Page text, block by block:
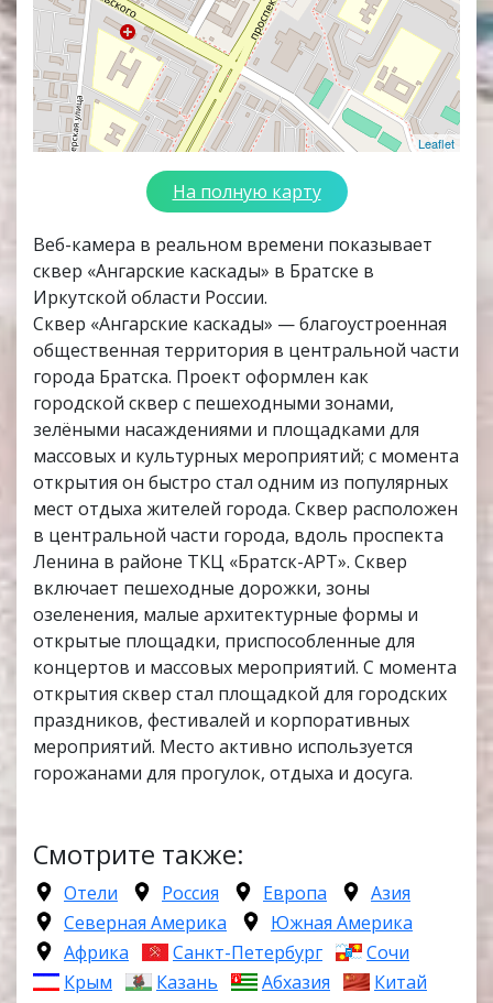
Leaflet
На полную карту
Веб-камера в реальном времени показывает
сквер «Ангарские каскады» в Братске в
Иркутской области России.
Сквер «Ангарские каскады» — благоустроенная
общественная территория в центральной части
города Братска. Проект оформлен как
городской сквер с пешеходными зонами,
зелёными насаждениями и площадками для
массовых и культурных мероприятий; с момента
открытия он быстро стал одним из популярных
мест отдыха жителей города. Сквер расположен
в центральной части города, вдоль проспекта
Ленина в районе ТКЦ «Братск-АРТ». Сквер
включает пешеходные дорожки, зоны
озеленения, малые архитектурные формы и
открытые площадки, приспособленные для
концертов и массовых мероприятий. С момента
открытия сквер стал площадкой для городских
праздников, фестивалей и корпоративных
мероприятий. Место активно используется
горожанами для прогулок, отдыха и досуга.
Смотрите также:
Отели Россия Европа
Азия
Северная Америка
Южная Америка
Африка
Санкт-Петербург
Сочи
Крым
Казань Абхазия Китай